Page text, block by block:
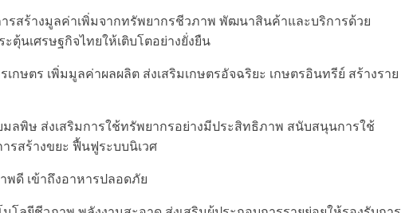
ารสร้างมูลค่าเพิ่มจากทรัพยากรชีวภาพ พัฒนาสินค้าและบริการด้วย
ตุ้นเศรษฐกิจไทยให้เติบโตอย่างยั่งยืน
กษตร เพิ่มมูลค่าผลผลิต ส่งเสริมเกษตรอัจฉริยะ เกษตรอินทรีย์ สร้างราย
ลพิษ ส่งเสริมการใช้ทรัพยากรอย่างมีประสิทธิภาพ สนับสนุนการใช้
ารสร้างขยะ ฟื้นฟูระบบนิเวศ
ดี เข้าถึงอาหารปลอดภัย